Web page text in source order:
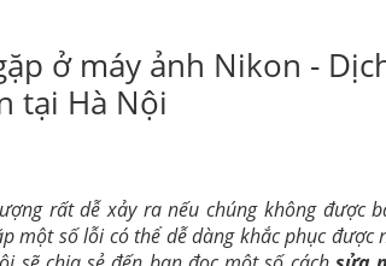
ở máy ảnh Nikon -
tại Hà Nội
rất dễ xảy ra nếu chúng không được
một số lỗi có thể dễ dàng khắc phục